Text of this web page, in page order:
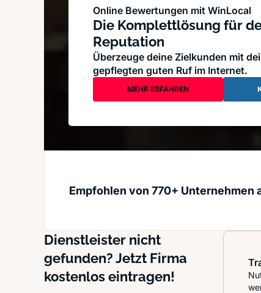
Online Bewertungen mit WinLocal
Die Komplettlösung für
Reputation
Überzeuge deine Zielkunden mit
gepflegten guten Ruf im Internet.
MEHR ERFAHREN
Empfohlen von 770+ Unternehmen
Dienstleister nicht
gefunden? Jetzt Firma
kostenlos eintragen!